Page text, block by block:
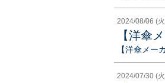
2024/08/06 (
【洋傘
【洋傘メー
2024/07/30 (